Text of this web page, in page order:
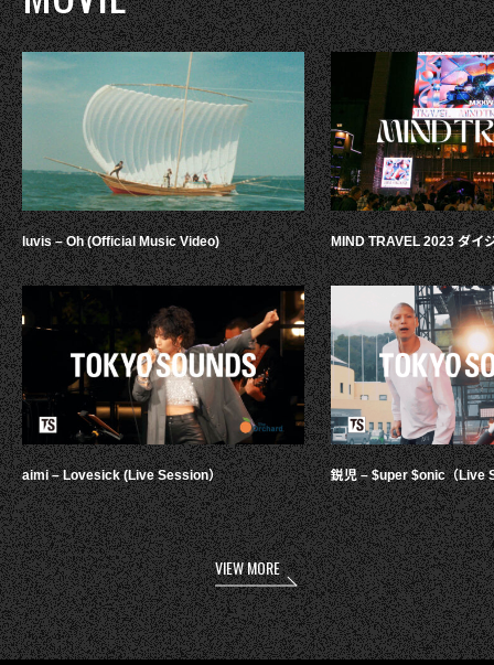
luvis – Oh (Official Music Video)
aimi – Lovesick (Live Session）
MIND TRAVEL 2023 ダイ
鋭児 – $uper $onic（Live
VIEW MORE